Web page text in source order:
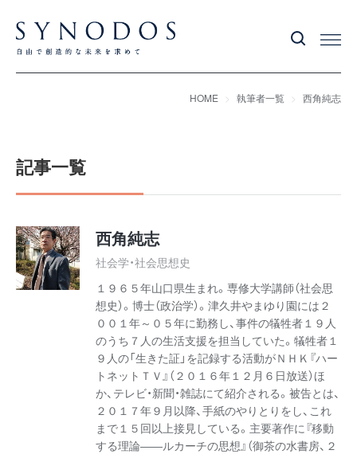
HOME 執筆者一覧 西角純志
記事一覧
西角純志
社会学・社会思想史
１９６５年山口県生まれ。専修大学講師（社会思
想史）。博士（政治学）。津久井やまゆり園には２
００１年～０５年に勤務し、事件の犠牲者１９人
のうち７人の生活支援を担当していた。犠牲者１
９人の「生きた証」を記録する活動がＮＨＫ『ハー
トネットＴＶ』（２０１６年１２月６日放送）ほ
か、テレビ・新聞・雑誌にて紹介される。被告とは、
２０１７年９月以降、手紙のやりとりをし、これ
まで１５回以上接見している。主要著作に『移動
する理論――ルカーチの思想』（御茶の水書房、２